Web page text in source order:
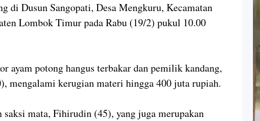
di Dusun Sangopati, Desa Mengkuru, Kecamatan
Lombok Timur pada Rabu (19/2) pukul 10.00
ayam potong hangus terbakar dan pemilik kandang,
mengalami kerugian materi hingga 400 juta rupiah.
saksi mata, Fihirudin (45), yang juga merupakan